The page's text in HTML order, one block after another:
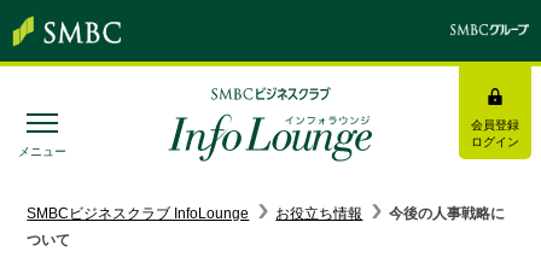
メニュー
会員登録
ログイン
みんなの研修
SMBCビジネスクラブ InfoLounge お役立ち情報
今後の人事戦略に
ついて